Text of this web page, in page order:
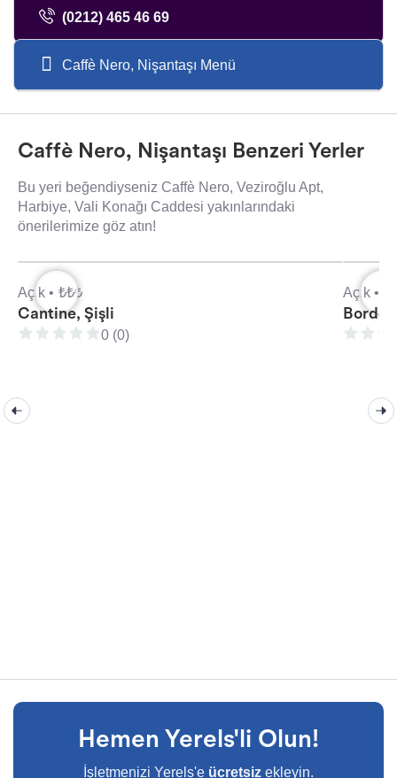
(0212) 465 46 69
Caffè Nero, Nişantaşı Menü
Caffè Nero, Nişantaşı Benzeri Yerler
Bu yeri beğendiyseniz Caffè Nero, Veziroğlu Apt,
Harbiye, Vali Konağı Caddesi yakınlarındaki
önerilerimize göz atın!
Açık • ₺₺₺
Cantine, Şişli
0 (0)
Açık •
Hemen Yerels'li Olun!
İşletmenizi Yerels'e ücretsiz ekleyin.